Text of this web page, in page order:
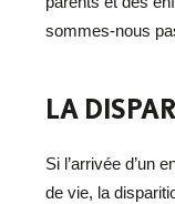
sommes-nous
LA
Si l’arrivée d’un
de vie, la